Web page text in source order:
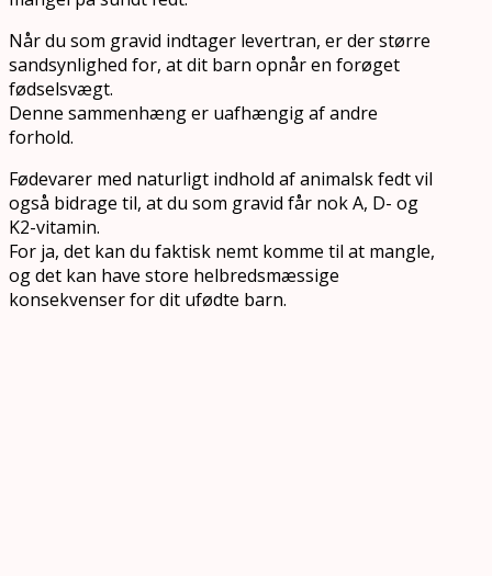
Når du som gravid indtager levertran, er der større
sandsynlighed for, at dit barn opnår en forøget
fødselsvægt.
Denne sammenhæng er uafhængig af andre
forhold.
Fødevarer med naturligt indhold af animalsk fedt vil
også bidrage til, at du som gravid får nok A, D- og
K2-vitamin.
For ja, det kan du faktisk nemt komme til at mangle,
og det kan have store helbredsmæssige
konsekvenser for dit ufødte barn.